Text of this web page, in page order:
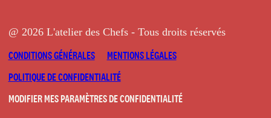
@ 2026 L'atelier des Chefs - Tous droits réservés
CONDITIONS GÉNÉRALES
MENTIONS LÉGALES
POLITIQUE DE CONFIDENTIALITÉ
MODIFIER MES PARAMÈTRES DE CONFIDENTIALITÉ